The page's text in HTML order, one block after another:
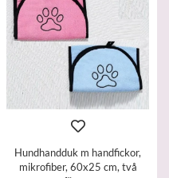
Hundhandduk m handfickor,
mikrofiber, 60x25 cm, två